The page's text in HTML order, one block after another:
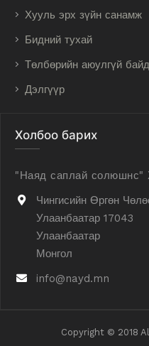
Хууль эрх зүйн санамж
Бидний тухай
Төлбөрийн аюулгүй
Дэлгүүр
Холбоо барих
"Наяд саплай солюшнс"
Чингисийн Өргөн
Улаанбаатар 17043
Улаанбаатар
Монгол
info@nayd.mn
Copyright © 2018